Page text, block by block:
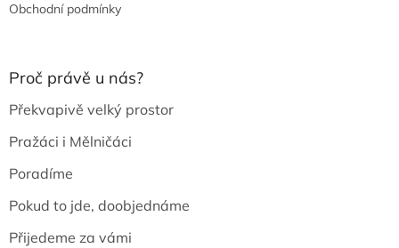
Obchodní podmínky
Proč právě u nás?
Překvapivě velký prostor
Pražáci i Mělničáci
Poradíme
Pokud to jde, doobjednáme
Přijedeme za vámi